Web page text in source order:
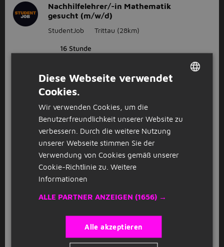
Nachhilfelehrer/-in Mathematik
gesucht (m/w/d)
StudentJob Trittau (28km)
16 Stunde
Nachhilfelehrer/-in Mathematik
gesucht (m/w/d)
StudentJob Norderstedt (15km)
16 Stunde
Nachhilfelehrer / Tutor (m/w/d) – auch
für Studenten & Quereinsteiger
Nachhilfelehrer / Tutor (m/w/d) – auch
für Studenten & Quereinsteiger
Diese Webseite verwendet
Cookies.
Wir verwenden Cookies, um die
Benutzerfreundlichkeit unserer Website zu
verbessern. Durch die weitere Nutzung
unserer Webseite stimmen Sie der
Verwendung von Cookies gemäß unserer
Cookie-Richtlinie zu. Weitere
Informationen
ALLE PARTNER ANZEIGEN (1656) →
Alle akzeptieren